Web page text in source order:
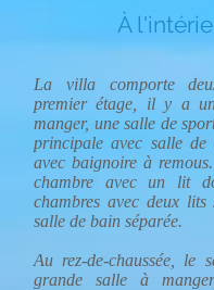
À
La villa comporte
premier étage, il y a
manger, une salle de
principale avec salle de
avec baignoire à
chambre avec un lit
chambres avec deux lits
salle de bain séparée.
Au rez-de-chaussée, le
grande salle à